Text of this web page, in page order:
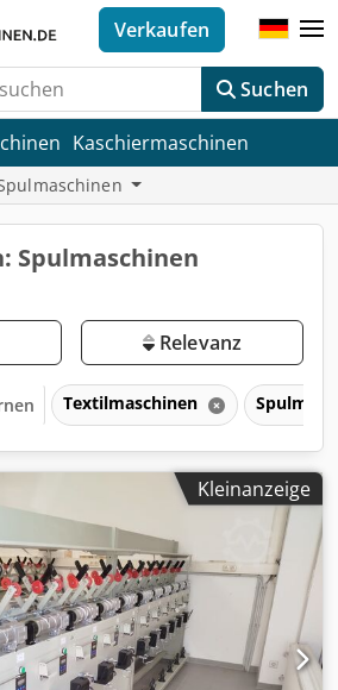
Suchen
Verkaufen
Kaschiermaschinen
Spulmaschinen
Relevanz
Textilmaschinen
Kleinanzeige